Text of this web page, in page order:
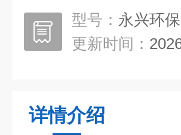
型号： 永兴环保
更新时间：
详情介绍